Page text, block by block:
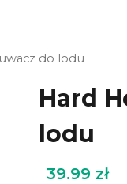
do lodu
Hard
lodu
39.99 zł